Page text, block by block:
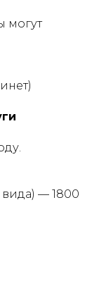
могут
вида) — 1800